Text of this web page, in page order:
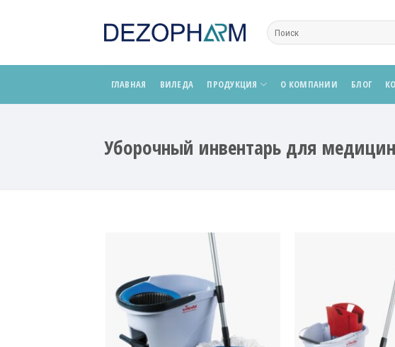
Search
for:
ГЛАВНАЯ ВИЛЕДА ПРОДУКЦИЯ О КОМПАНИИ БЛОГ
Уборочный инвентарь для